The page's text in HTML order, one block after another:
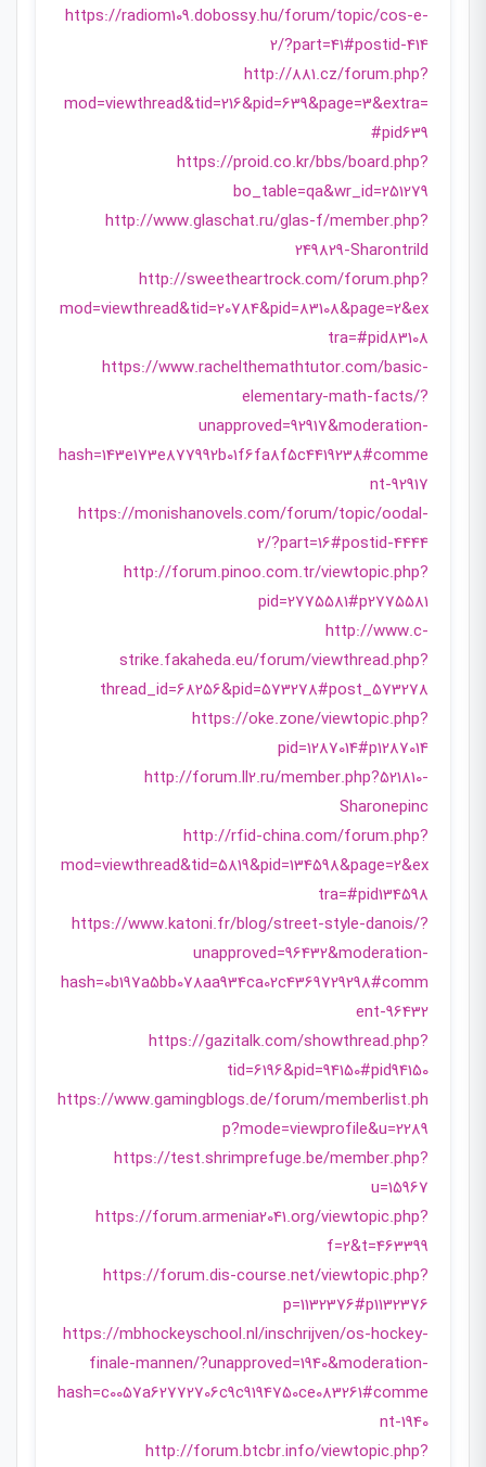
https://radiom109.dobossy.hu/forum/topic/cos-e-
2/?part=41#postid-414
http://881.cz/forum.php?
mod=viewthread&tid=216&pid=639&page=3&extra=
#pid639
https://proid.co.kr/bbs/board.php?
bo_table=qa&wr_id=251279
http://www.glaschat.ru/glas-f/member.php?
249829-Sharontrild
http://sweetheartrock.com/forum.php?
mod=viewthread&tid=20784&pid=83108&page=2&ex
tra=#pid83108
https://www.rachelthemathtutor.com/basic-
elementary-math-facts/?
unapproved=92917&moderation-
hash=143e173e877992b01f6fa8f5c4419238#comme
nt-92917
https://monishanovels.com/forum/topic/oodal-
2/?part=16#postid-4444
http://forum.pinoo.com.tr/viewtopic.php?
pid=2775581#p2775581
http://www.c-
strike.fakaheda.eu/forum/viewthread.php?
thread_id=68256&pid=573278#post_573278
https://oke.zone/viewtopic.php?
pid=1287014#p1287014
http://forum.ll2.ru/member.php?521810-
Sharonepinc
http://rfid-china.com/forum.php?
mod=viewthread&tid=5819&pid=134598&page=2&ex
tra=#pid134598
https://www.katoni.fr/blog/street-style-danois/?
unapproved=96432&moderation-
hash=0b197a5bb078aa934ca02c4369729298#comm
ent-96432
https://gazitalk.com/showthread.php?
tid=6196&pid=94150#pid94150
https://www.gamingblogs.de/forum/memberlist.ph
p?mode=viewprofile&u=2289
https://test.shrimprefuge.be/member.php?
u=15967
https://forum.armenia2041.org/viewtopic.php?
f=2&t=463399
https://forum.dis-course.net/viewtopic.php?
p=1132376#p1132376
https://mbhockeyschool.nl/inschrijven/os-hockey-
finale-mannen/?unapproved=1940&moderation-
hash=c0057a62772706c9c9194750ce083261#comme
nt-1940
http://forum.btcbr.info/viewtopic.php?